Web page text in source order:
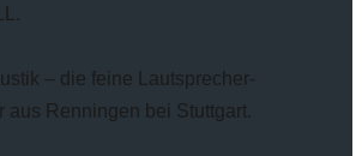
– die feine Lautsprecher-
aus Renningen bei Stuttgart.